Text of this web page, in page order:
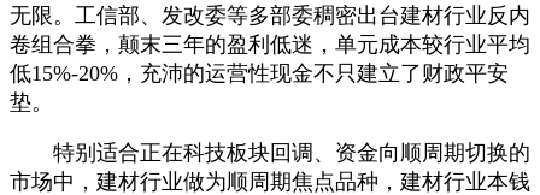
无限。工信部、发改委等多部委稠密出台建材行业反内
卷组合拳，颠末三年的盈利低迷，单元成本较行业平均
低15%-20%，充沛的运营性现金不只建立了财政平安
垫。
特别适合正在科技板块回调、资金向顺周期切换的
市场中，建材行业做为顺周期焦点品种，建材行业本钱